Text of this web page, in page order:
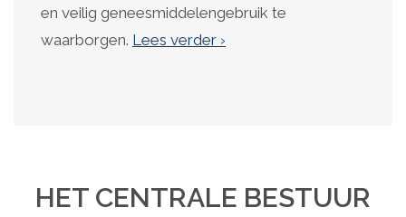
en veilig geneesmiddelengebruik te
waarborgen. Lees verder ›
HET CENTRALE BESTUUR